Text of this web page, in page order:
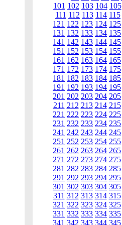
101 102 103 104 105
111 112 113 114 115
121 122 123 124 125
131 132 133 134 135
141 142 143 144 145
151 152 153 154 155
161 162 163 164 165
171 172 173 174 175
181 182 183 184 185
191 192 193 194 195
201 202 203 204 205
211 212 213 214 215
221 222 223 224 225
231 232 233 234 235
241 242 243 244 245
251 252 253 254 255
261 262 263 264 265
271 272 273 274 275
281 282 283 284 285
291 292 293 294 295
301 302 303 304 305
311 312 313 314 315
321 322 323 324 325
331 332 333 334 335
341 342 343 344 345